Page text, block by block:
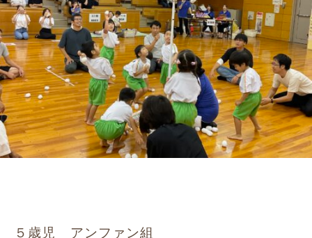
５歳児 アンファン組